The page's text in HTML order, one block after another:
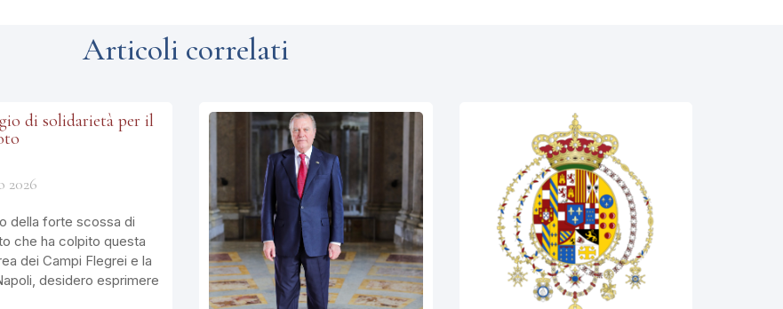
Articoli correlati
di solidarietà per il
2026
della forte scossa di
che ha colpito questa
dei Campi Flegrei e la
desidero esprimere